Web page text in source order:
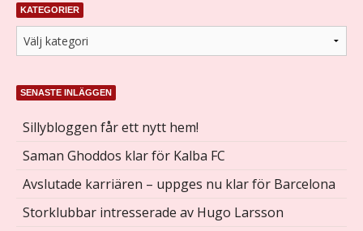
KATEGORIER
SENASTE INLÄGGEN
Sillybloggen får ett nytt hem!
Saman Ghoddos klar för Kalba FC
Avslutade karriären – uppges nu klar för Barcelona
Storklubbar intresserade av Hugo Larsson